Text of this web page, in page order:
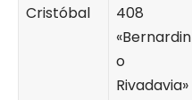
Cristóbal
408
«Bernardin
o
Rivadavia»